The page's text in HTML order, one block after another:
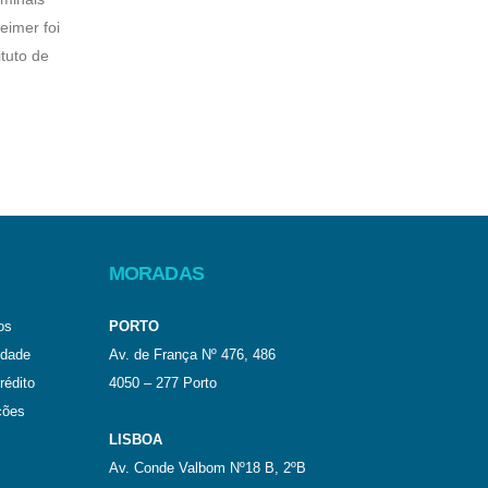
foi
de
MORADAS
PORTO
Av. de França Nº 476, 486
4050 – 277 Porto
LISBOA
Av. Conde Valbom Nº18 B, 2ºB